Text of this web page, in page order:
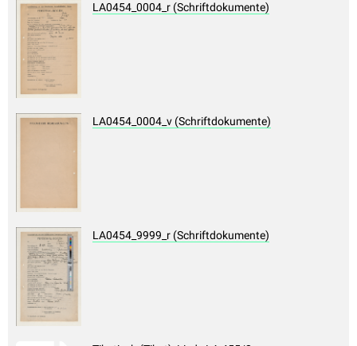
LA0454_0004_r (Schriftdokumente)
LA0454_0004_v (Schriftdokumente)
LA0454_9999_r (Schriftdokumente)